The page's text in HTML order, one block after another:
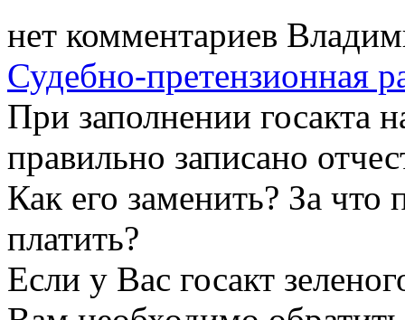
нет комментариев
Судебно-претензионная
При заполнении госакта
правильно записано
Как его заменить? За
платить?
Если у Вас госакт